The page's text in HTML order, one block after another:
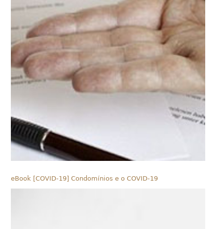
eBook [COVID-19] Condomínios e o COVID-19